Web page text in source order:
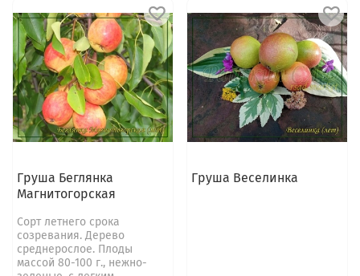
Груша Беглянка
Магнитогорская
Сорт летнего срока
созревания. Дерево
среднерослое. Плоды
массой 80-100 г., нежно-
Груша Веселинка